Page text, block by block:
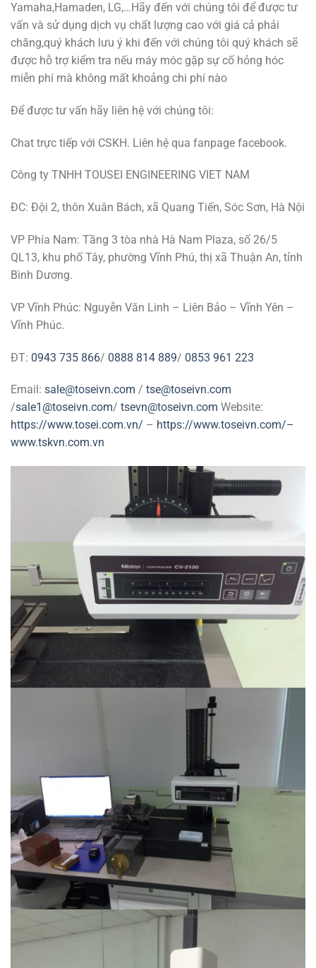
Yamaha,Hamaden, LG,…Hãy đến với chúng tôi để được tư
vấn và sử dụng dịch vụ chất lượng cao với giá cả phải
chăng,quý khách lưu ý khi đến với chúng tôi quý khách sẽ
được hỗ trợ kiểm tra nếu máy móc gặp sự cố hỏng hóc
miễn phí mà không mất khoảng chi phí nào
Để được tư vấn hãy liên hệ với chúng tôi:
Chat trực tiếp với CSKH. Liên hệ qua fanpage facebook.
Công ty TNHH TOUSEI ENGINEERING VIET NAM
ĐC: Đội 2, thôn Xuân Bách, xã Quang Tiến, Sóc Sơn, Hà Nội
VP Phía Nam: Tầng 3 tòa nhà Hà Nam Plaza, số 26/5
QL13, khu phố Tây, phường Vĩnh Phú, thị xã Thuận An, tỉnh
Bình Dương.
VP Vĩnh Phúc: Nguyễn Văn Linh – Liên Bảo – Vĩnh Yên –
Vĩnh Phúc.
ĐT: 0943 735 866/ 0888 814 889/ 0853 961 223
Email: sale@toseivn.com / tse@toseivn.com
/sale1@toseivn.com/ tsevn@toseivn.com Website:
https://www.tosei.com.vn/ – https://www.toseivn.com/–
www.tskvn.com.vn